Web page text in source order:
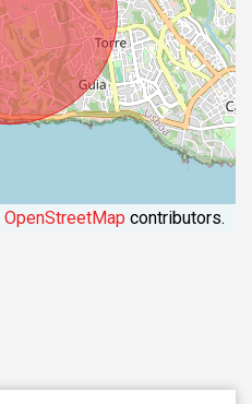
OpenStreetMap contributors.